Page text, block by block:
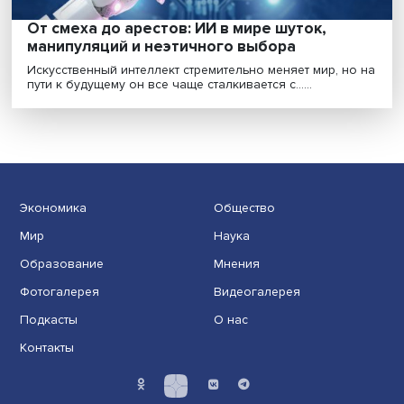
инструментом работы с текстом»
IT-ориентация рынка труда и развитие нейросетей
требования к работе с текстами. Для подгот......